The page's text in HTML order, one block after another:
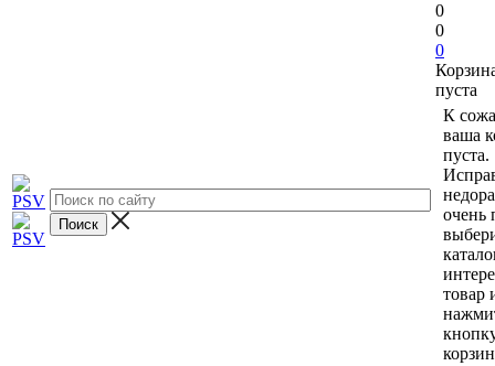
0
0
0
пуста
К
ваша
пуста.
очень
товар